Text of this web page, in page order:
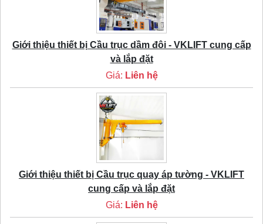
Giới thiệu thiết bị Cầu trục dầm đôi - VKLIFT cung cấp
và lắp đặt
Giá: Liên hệ
Giới thiệu thiết bị Cầu trục quay áp tường - VKLIFT
cung cấp và lắp đặt
Giá: Liên hệ